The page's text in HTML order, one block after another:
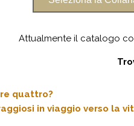
Attualmente il catalogo
quattro?
in viaggio verso la